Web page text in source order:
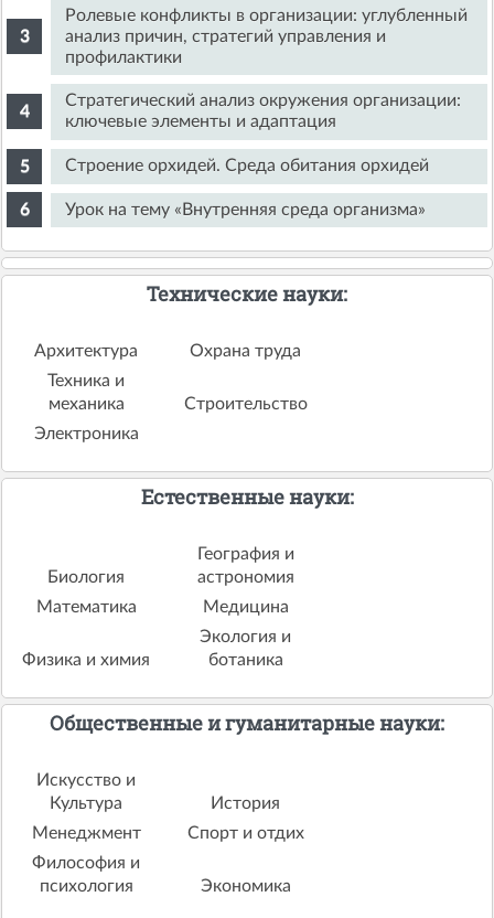
Ролевые конфликты в организации: углубленный
анализ причин, стратегий управления и
профилактики
Стратегический анализ окружения организации:
ключевые элементы и адаптация
Строение орхидей. Среда обитания орхидей
Урок на тему «Внутренняя среда организма»
Технические науки:
Архитектура
Охрана труда
Техника и
механика
Строительство
Электроника
Естественные науки:
Биология
География и
астрономия
Математика
Медицина
Физика и химия
Экология и
ботаника
Общественные и гуманитарные науки:
Искусство и
Культура
История
Менеджмент
Спорт и отдих
Философия и
психология
Экономика